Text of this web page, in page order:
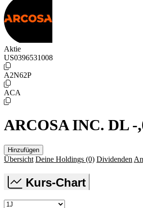
Aktie
US0396531008
A2N62P
ACA
ARCOSA INC. DL -
Hinzufügen
Übersicht Deine Holdings (0) Dividenden
Kurs-Chart